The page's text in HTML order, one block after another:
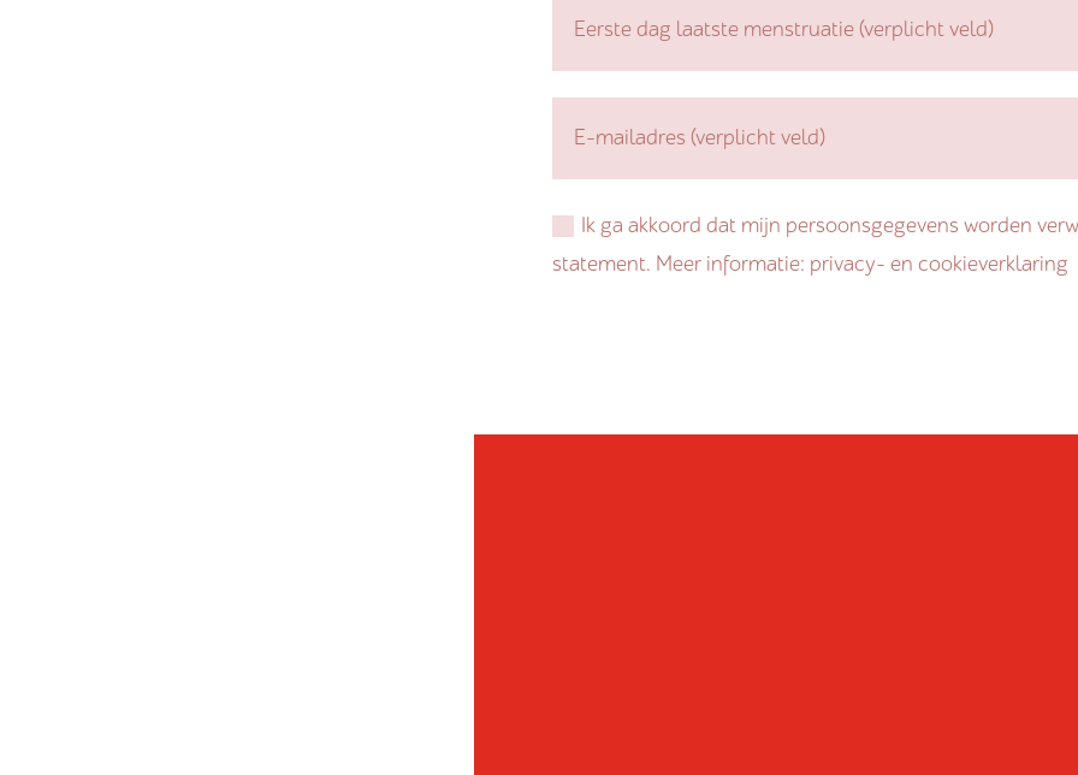
Ik ga akkoord dat mijn persoonsgegevens worden
statement. Meer informatie: privacy- en cookieverklaring